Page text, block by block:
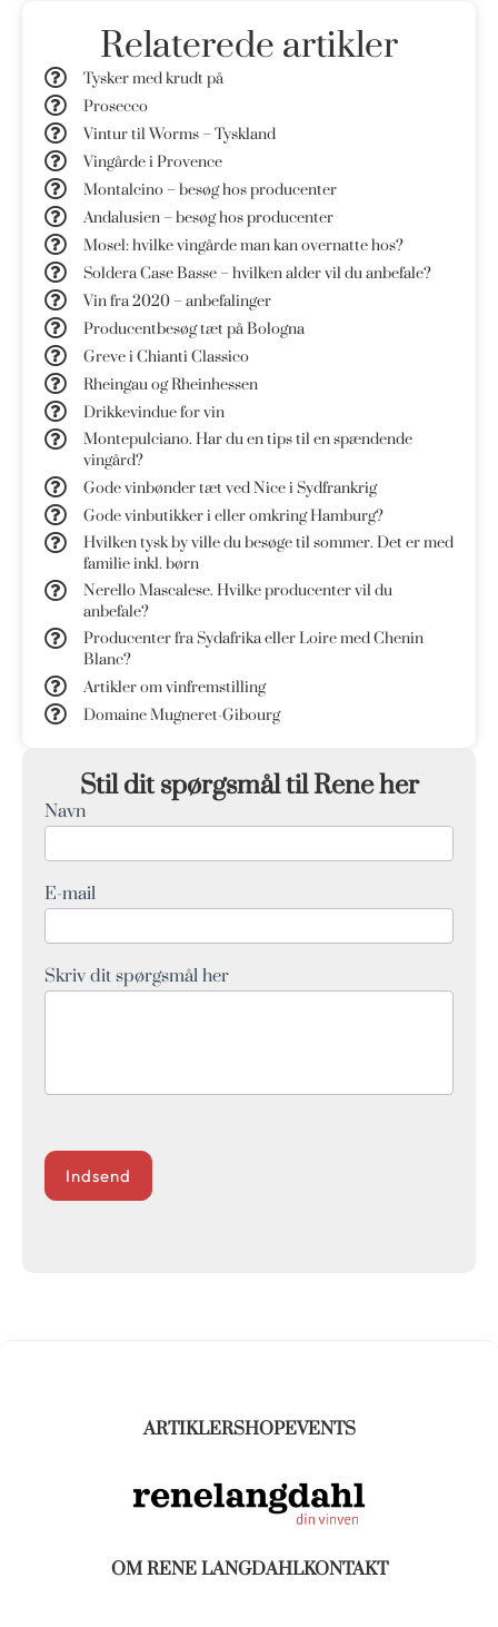
Relaterede artikler
Tysker med krudt på
Prosecco
Vintur til Worms – Tyskland
Vingårde i Provence
Montalcino – besøg hos producenter
Andalusien – besøg hos producenter
Mosel: hvilke vingårde man kan overnatte hos?
Soldera Case Basse – hvilken alder vil du anbefale?
Vin fra 2020 – anbefalinger
Producentbesøg tæt på Bologna
Greve i Chianti Classico
Rheingau og Rheinhessen
Drikkevindue for vin
Montepulciano. Har du en tips til en spændende
vingård?
Gode vinbønder tæt ved Nice i Sydfrankrig
Gode vinbutikker i eller omkring Hamburg?
Hvilken tysk by ville du besøge til sommer. Det er med
familie inkl. børn
Nerello Mascalese. Hvilke producenter vil du
anbefale?
Producenter fra Sydafrika eller Loire med Chenin
Blanc?
Artikler om vinfremstilling
Domaine Mugneret-Gibourg
Stil dit spørgsmål til Rene her
Q&A
Form
Navn
E-mail
Skriv dit spørgsmål her
Indsend
ARTIKLERSHOPEVENTS
OM RENE LANGDAHLKONTAKT